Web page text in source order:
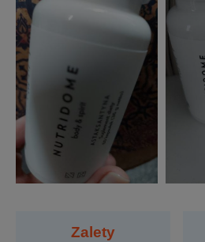
Zalety